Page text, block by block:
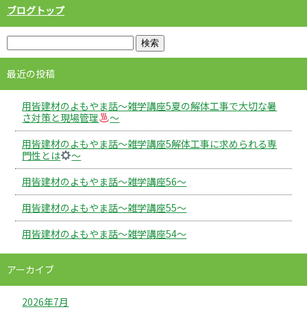
ブログトップ
最近の投稿
用皆建材のよもやま話～雑学講座5夏の解体工事で大切な暑
さ対策と現場管理
～
用皆建材のよもやま話～雑学講座5解体工事に求められる専
門性とは
～
用皆建材のよもやま話～雑学講座56～
用皆建材のよもやま話～雑学講座55～
用皆建材のよもやま話～雑学講座54～
アーカイブ
2026年7月